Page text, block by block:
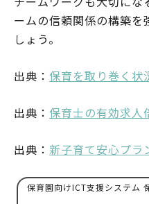
ームの信頼関係の構築
しょう。
出典： 保育を取り巻く状
出典： 保育士の有効求人
出典： 新子育て安心プラ
保育園向けICT支援システム